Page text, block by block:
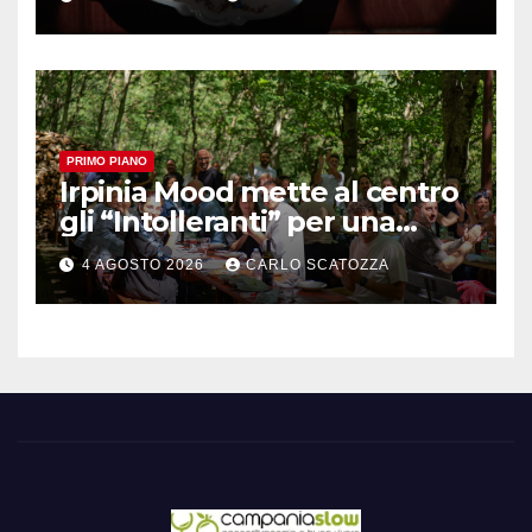
sfogliatella, in diretta da
Pintauro
PRIMO PIANO
Irpinia Mood mette al centro
gli “Intolleranti” per una
rivoluzione sostenibile del
cibo
4 AGOSTO 2026 CARLO SCATOZZA